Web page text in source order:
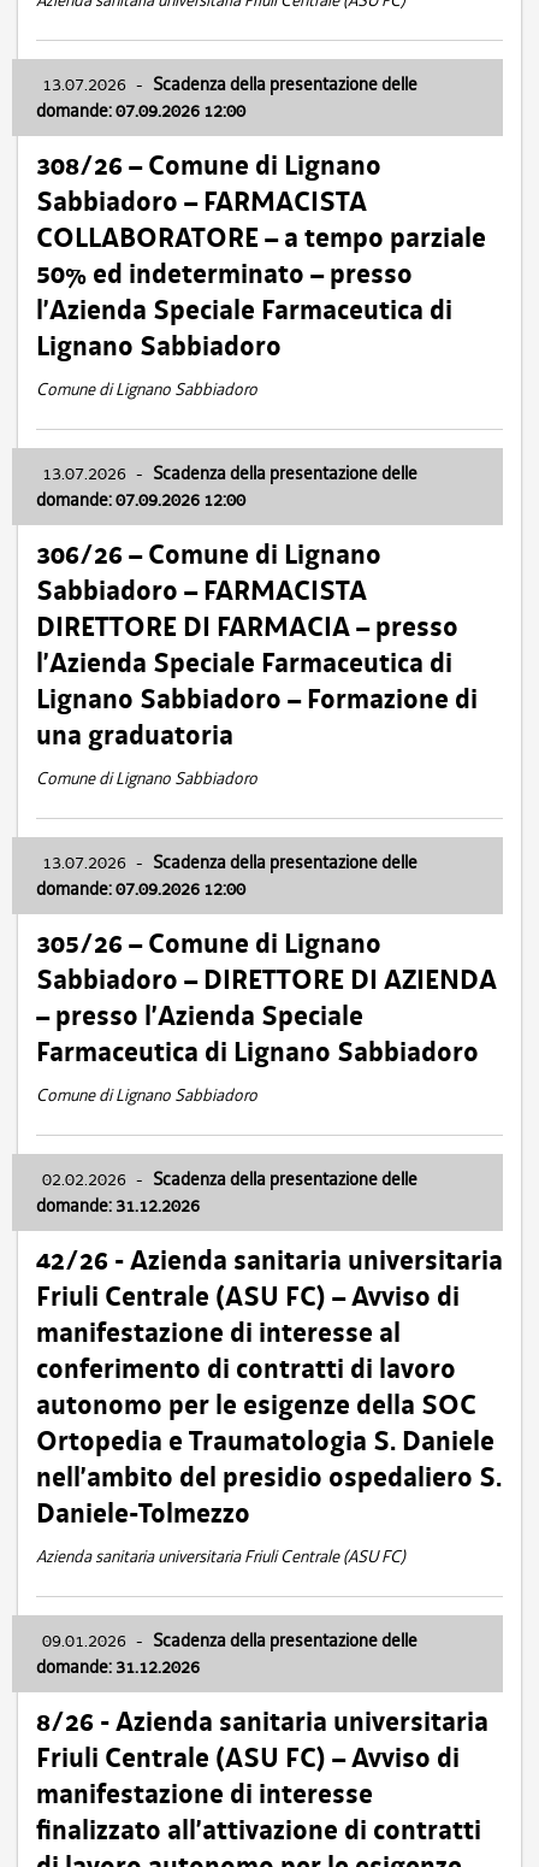
13.07.2026 - Scadenza della presentazione delle
domande: 07.09.2026 12:00
308/26 – Comune di Lignano
Sabbiadoro – FARMACISTA
COLLABORATORE – a tempo parziale
50% ed indeterminato – presso
l’Azienda Speciale Farmaceutica di
Lignano Sabbiadoro
Comune di Lignano Sabbiadoro
13.07.2026 - Scadenza della presentazione delle
domande: 07.09.2026 12:00
306/26 – Comune di Lignano
Sabbiadoro – FARMACISTA
DIRETTORE DI FARMACIA – presso
l’Azienda Speciale Farmaceutica di
Lignano Sabbiadoro – Formazione di
una graduatoria
Comune di Lignano Sabbiadoro
13.07.2026 - Scadenza della presentazione delle
domande: 07.09.2026 12:00
305/26 – Comune di Lignano
Sabbiadoro – DIRETTORE DI AZIENDA
– presso l’Azienda Speciale
Farmaceutica di Lignano Sabbiadoro
Comune di Lignano Sabbiadoro
02.02.2026 - Scadenza della presentazione delle
domande: 31.12.2026
42/26 - Azienda sanitaria universitaria
Friuli Centrale (ASU FC) – Avviso di
manifestazione di interesse al
conferimento di contratti di lavoro
autonomo per le esigenze della SOC
Ortopedia e Traumatologia S. Daniele
nell’ambito del presidio ospedaliero S.
Daniele-Tolmezzo
Azienda sanitaria universitaria Friuli Centrale (ASU FC)
09.01.2026 - Scadenza della presentazione delle
domande: 31.12.2026
8/26 - Azienda sanitaria universitaria
Friuli Centrale (ASU FC) – Avviso di
manifestazione di interesse
finalizzato all’attivazione di contratti